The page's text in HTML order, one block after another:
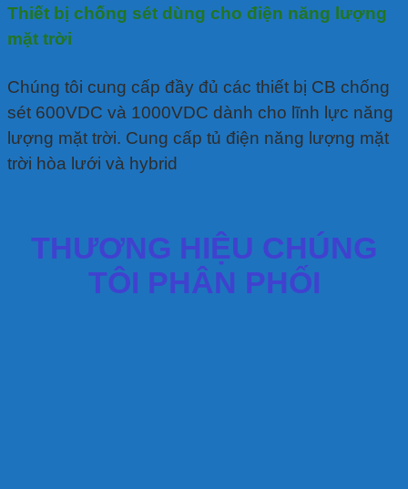
Thiết bị chống sét dùng cho điện năng lượng
mặt trời
Chúng tôi cung cấp đầy đủ các thiết bị CB chống
sét 600VDC và 1000VDC dành cho lĩnh lực năng
lượng mặt trời. Cung cấp tủ điện năng lượng mặt
trời hòa lưới và hybrid
THƯƠNG HIỆU CHÚNG
TÔI PHÂN PHỐI